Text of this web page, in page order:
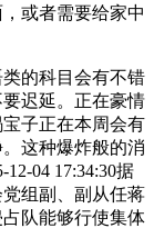
或者需要给家中
的科目会有不错
迟延。正在豪情
子正在本周会有
这种爆炸般的消
04 17:34:30据
组副、副从任蒋
队能够行使集体